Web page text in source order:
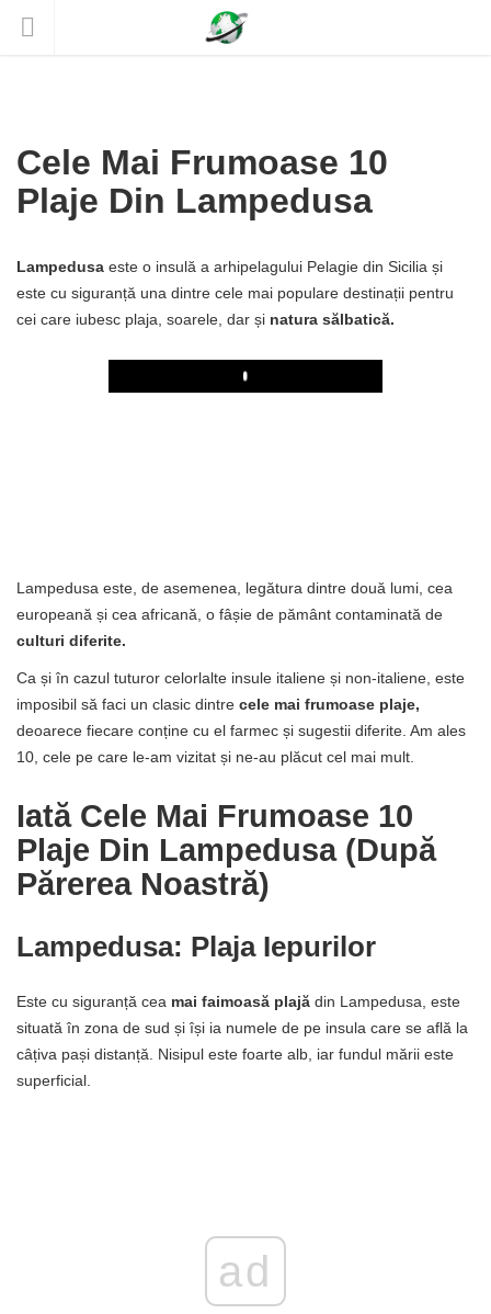
Cele Mai Frumoase 10
Plaje Din Lampedusa
Lampedusa este o insulă a arhipelagului Pelagie din Sicilia și
este cu siguranță una dintre cele mai populare destinații pentru
cei care iubesc plaja, soarele, dar și natura sălbatică.
Play
Lampedusa este, de asemenea, legătura dintre două lumi, cea
europeană și cea africană, o fâșie de pământ contaminată de
culturi diferite.
Ca și în cazul tuturor celorlalte insule italiene și non-italiene, este
imposibil să faci un clasic dintre cele mai frumoase plaje,
deoarece fiecare conține cu el farmec și sugestii diferite. Am ales
10, cele pe care le-am vizitat și ne-au plăcut cel mai mult.
Iată Cele Mai Frumoase 10
Plaje Din Lampedusa (după
Părerea Noastră)
Lampedusa: Plaja Iepurilor
Este cu siguranță cea mai faimoasă plajă din Lampedusa, este
situată în zona de sud și își ia numele de pe insula care se află la
câțiva pași distanță. Nisipul este foarte alb, iar fundul mării este
superficial.
ad